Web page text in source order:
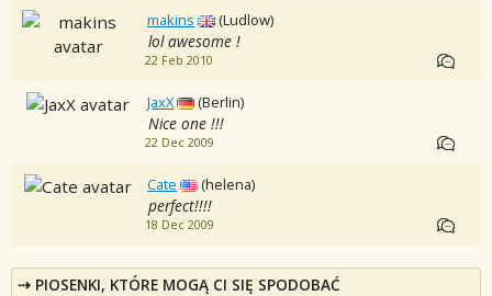
makins (Ludlow)
lol awesome !
22 Feb 2010
JaxX (Berlin)
Nice one !!!
22 Dec 2009
Cate (helena)
perfect!!!!
18 Dec 2009
PIOSENKI, KTÓRE MOGĄ CI SIĘ SPODOBAĆ